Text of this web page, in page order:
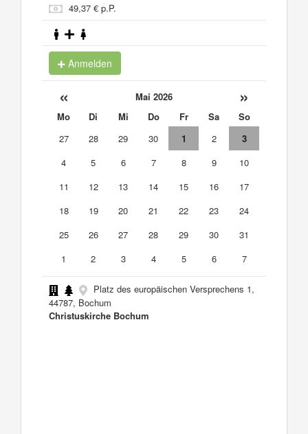
49,37 € p.P.
Anmelden
« Mai 2026 »
Mo Di Mi Do Fr Sa
So
27
28 29 30 1 2
3
4
5 6 7 8 9
10
11
12 13 14 15 16
17
18
19 20 21 22 23
24
25
26 27 28 29 30
31
1
2 3 4 5 6 7
Platz des europäischen Versprechens 1,
44787, Bochum
Christuskirche Bochum